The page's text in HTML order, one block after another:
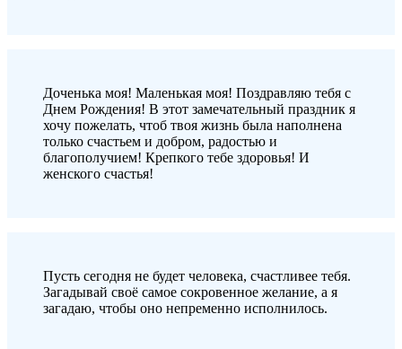
Доченька моя! Маленькая моя! Поздравляю тебя с
Днем Рождения! В этот замечательный праздник я
хочу пожелать, чтоб твоя жизнь была наполнена
только счастьем и добром, радостью и
благополучием! Крепкого тебе здоровья! И
женского счастья!
Пусть сегодня не будет человека, счастливее тебя.
Загадывай своё самое сокровенное желание, а я
загадаю, чтобы оно непременно исполнилось.